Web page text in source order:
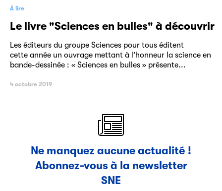
À lire
Le livre "Sciences en bulles" à découvrir
Les éditeurs du groupe Sciences pour tous éditent
cette année un ouvrage mettant à l’honneur la science en
bande-dessinée : « Sciences en bulles » présente...
4 octobre 2019
Ne manquez aucune actualité !
Abonnez-vous à la newsletter
SNE